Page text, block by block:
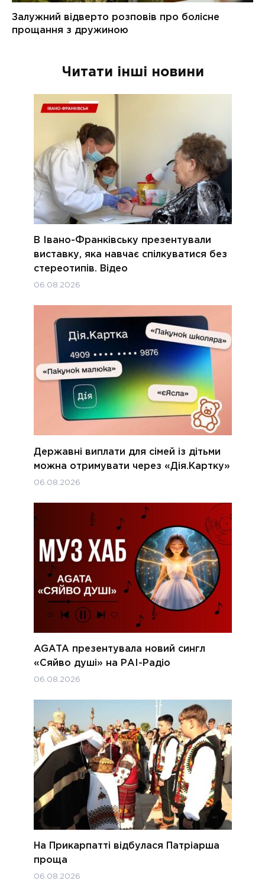
Читати інші новини
В Івано-Франківську презентували
виставку, яка навчає спілкуватися без
стереотипів. Відео
06.08.2026
Державні виплати для сімей із дітьми
можна отримувати через «Дія.Картку»
06.08.2026
AGATA презентувала новий сингл
«Сяйво душі» на РАІ-Радіо
06.08.2026
На Прикарпатті відбулася Патріарша
проща
06.08.2026